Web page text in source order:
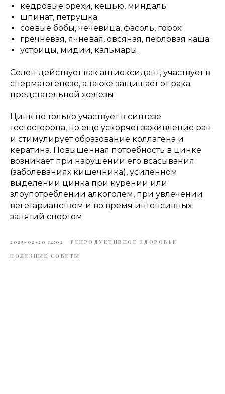
кедровые орехи, кешью, миндаль;
шпинат, петрушка;
соевые бобы, чечевица, фасоль, горох;
гречневая, ячневая, овсяная, перловая каша;
устрицы, мидии, кальмары.
Селен действует как антиоксидант, участвует в
сперматогенезе, а также защищает от рака
предстательной железы.
Цинк не только участвует в синтезе
тестостерона, но еще ускоряет заживление ран
и стимулирует образование коллагена и
кератина. Повышенная потребность в цинке
возникает при нарушении его всасывания
(заболеваниях кишечника), усиленном
выделении цинка при курении или
злоупотреблении алкоголем, при увлечении
вегетарианством и во время интенсивных
занятий спортом.
2025-02-20 14:02
РЕПРОДУКТИВНОЕ ЗДОРОВЬЕ
ПОЛЕЗНЫЕ СОВЕТЫ